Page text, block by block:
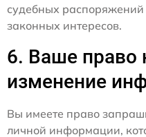
судебных
законных интересов.
6. Ваше право
изменение
Вы имеете право
личной информации,